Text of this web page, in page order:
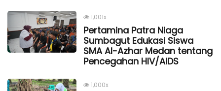
1,001x
Pertamina Patra Niaga
Sumbagut Edukasi Siswa
SMA Al-Azhar Medan tentang
Pencegahan HIV/AIDS
1,000x